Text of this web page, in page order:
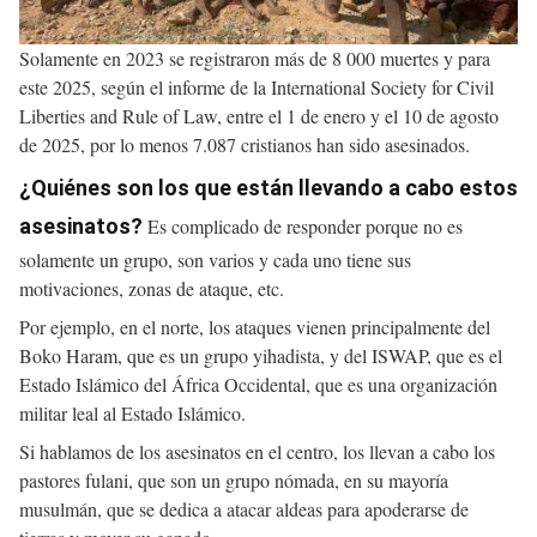
Solamente en 2023 se registraron más de 8 000 muertes y para
este 2025, según el informe de la International Society for Civil
Liberties and Rule of Law, entre el 1 de enero y el 10 de agosto
de 2025, por lo menos 7.087 cristianos han sido asesinados.
¿Quiénes son los que están llevando a cabo estos
asesinatos? Es complicado de responder porque no es
solamente un grupo, son varios y cada uno tiene sus
motivaciones, zonas de ataque, etc.
Por ejemplo, en el norte, los ataques vienen principalmente del
Boko Haram, que es un grupo yihadista, y del ISWAP, que es el
Estado Islámico del África Occidental, que es una organización
militar leal al Estado Islámico.
Si hablamos de los asesinatos en el centro, los llevan a cabo los
pastores fulani, que son un grupo nómada, en su mayoría
musulmán, que se dedica a atacar aldeas para apoderarse de